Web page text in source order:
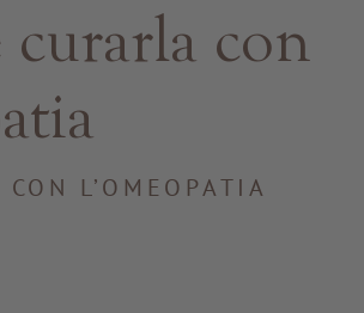
con
L’OMEOPATIA